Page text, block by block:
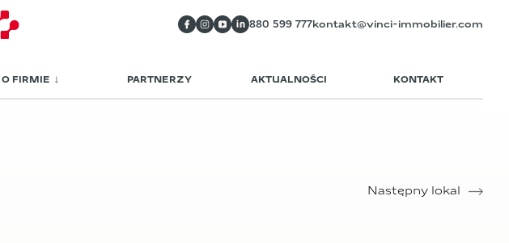
880 599 777kontakt@vinci-immobilier.com
O FIRMIE PARTNERZY AKTUALNOŚCI KONTAKT
Następny lokal